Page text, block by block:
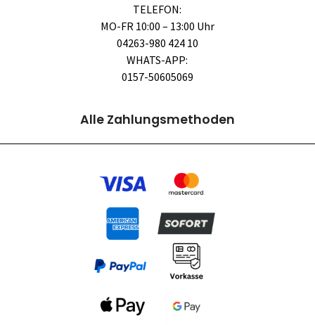
TELEFON:
MO-FR 10:00 – 13:00 Uhr
04263-980 424 10
WHATS-APP:
0157-50605069
Alle Zahlungsmethoden